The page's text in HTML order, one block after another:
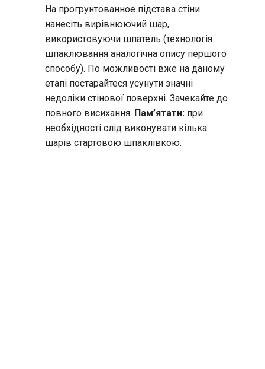
На прогрунтованное підстава стіни
нанесіть вирівнюючий шар,
використовуючи шпатель (технологія
шпаклювання аналогічна опису першого
способу). По можливості вже на даному
етапі постарайтеся усунути значні
недоліки стінової поверхні. Зачекайте до
повного висихання. Пам’ятати: при
необхідності слід виконувати кілька
шарів стартовою шпаклівкою.